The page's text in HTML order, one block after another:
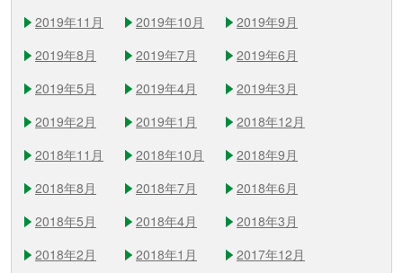
2019年11月
2019年10月
2019年9月
2019年8月
2019年7月
2019年6月
2019年5月
2019年4月
2019年3月
2019年2月
2019年1月
2018年12月
2018年11月
2018年10月
2018年9月
2018年8月
2018年7月
2018年6月
2018年5月
2018年4月
2018年3月
2018年2月
2018年1月
2017年12月